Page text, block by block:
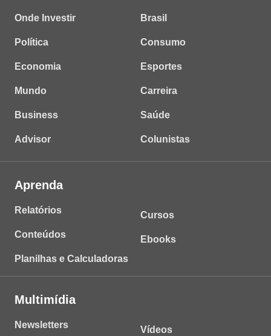
Onde Investir
Política
Economia
Mundo
Business
Advisor
Brasil
Consumo
Esportes
Carreira
Saúde
Colunistas
Aprenda
Relatórios
Conteúdos
Planilhas e Calculadoras
Cursos
Ebooks
Multimídia
Newsletters Vídeos